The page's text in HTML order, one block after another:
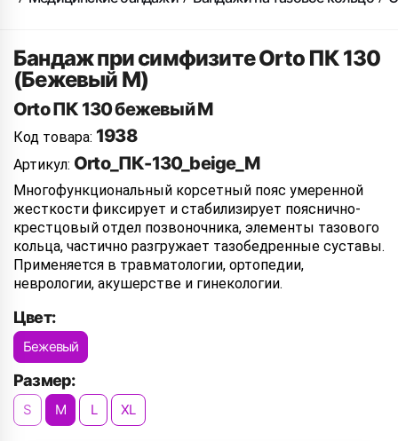
Бандаж при симфизите Orto ПК 130
(Бежевый M)
Orto ПК 130 бежевый M
Код товара: 1938
Артикул: Orto_ПК-130_beige_M
Многофункциональный корсетный пояс умеренной
жесткости фиксирует и стабилизирует пояснично-
крестцовый отдел позвоночника, элементы тазового
кольца, частично разгружает тазобедренные суставы.
Применяется в травматологии, ортопедии,
неврологии, акушерстве и гинекологии.
Цвет:
Бежевый
Размер:
S M L XL